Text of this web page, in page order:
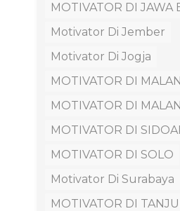
MOTIVATOR DI JAWA
Motivator Di Jember
Motivator Di Jogja
MOTIVATOR DI
MOTIVATOR DI
MOTIVATOR DI
MOTIVATOR DI SOLO
Motivator Di Surabaya
MOTIVATOR DI